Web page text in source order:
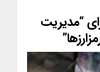
“مدیریت